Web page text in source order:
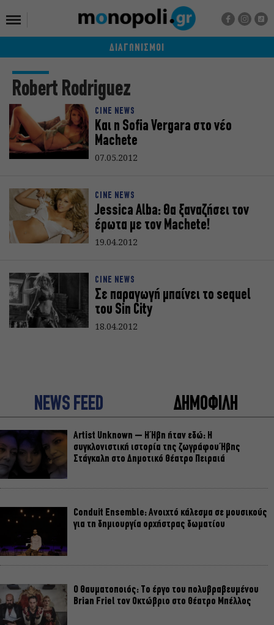
ΔΙΑΓΩΝΙΣΜΟΙ
Robert Rodriguez
CINE NEWS
Και η Sofia Vergara στο νέο
Machete
07.05.2012
CINE NEWS
Jessica Alba: Θα ξαναζήσει τον
έρωτα με τον Machete!
19.04.2012
CINE NEWS
Σε παραγωγή μπαίνει το sequel
του Sin City
18.04.2012
NEWS FEED ΔΗΜΟΦΙΛΗ
Artist Unknown – Η Ήβη ήταν εδώ: Η
συγκλονιστική ιστορία της ζωγράφου Ήβης
Στάγκαλη στο Δημοτικό Θέατρο Πειραιά
Conduit Ensemble: Ανοιχτό κάλεσμα σε μουσικούς
για τη δημιουργία ορχήστρας δωματίου
Ο Θαυματοποιός: Το έργο του πολυβραβευμένου
Brian Friel τον Οκτώβριο στο Θέατρο Μπέλλος